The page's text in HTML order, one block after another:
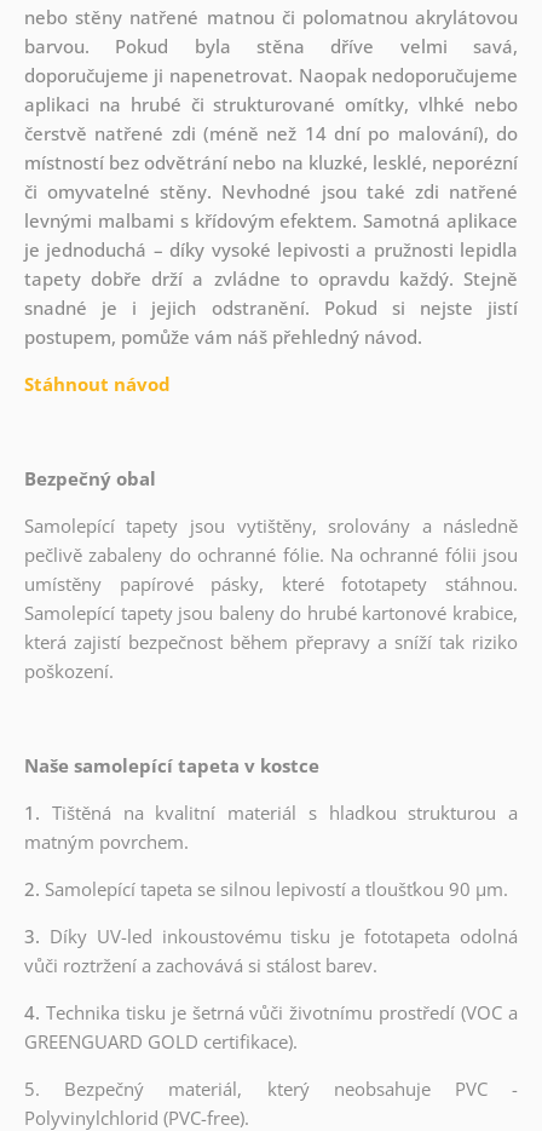
nebo stěny natřené matnou či polomatnou akrylátovou
barvou. Pokud byla stěna dříve velmi savá,
doporučujeme ji napenetrovat. Naopak nedoporučujeme
aplikaci na hrubé či strukturované omítky, vlhké nebo
čerstvě natřené zdi (méně než 14 dní po malování), do
místností bez odvětrání nebo na kluzké, lesklé, neporézní
či omyvatelné stěny. Nevhodné jsou také zdi natřené
levnými malbami s křídovým efektem. Samotná aplikace
je jednoduchá – díky vysoké lepivosti a pružnosti lepidla
tapety dobře drží a zvládne to opravdu každý. Stejně
snadné je i jejich odstranění. Pokud si nejste jistí
postupem, pomůže vám náš přehledný návod.
Stáhnout návod
Bezpečný obal
Samolepící tapety jsou vytištěny, srolovány a následně
pečlivě zabaleny do ochranné fólie. Na ochranné fólii jsou
umístěny papírové pásky, které fototapety stáhnou.
Samolepící tapety jsou baleny do hrubé kartonové krabice,
která zajistí bezpečnost během přepravy a sníží tak riziko
poškození.
Naše samolepící tapeta v kostce
1. Tištěná na kvalitní materiál s hladkou strukturou a
matným povrchem.
2. Samolepící tapeta se silnou lepivostí a tloušťkou 90 µm.
3. Díky UV-led inkoustovému tisku je fototapeta odolná
vůči roztržení a zachovává si stálost barev.
4. Technika tisku je šetrná vůči životnímu prostředí (VOC a
GREENGUARD GOLD certifikace).
5. Bezpečný materiál, který neobsahuje PVC -
Polyvinylchlorid (PVC-free).